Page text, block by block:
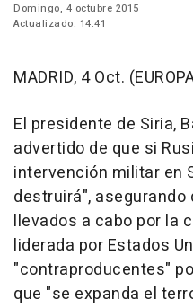
Domingo, 4 octubre 2015
Actualizado: 14:41
MADRID, 4 Oct.
El presidente de Siria,
advertido de que si
intervención militar en
destruirá",
llevados a cabo por la
liderada por Estados
"contraproducentes"
que "se expanda el